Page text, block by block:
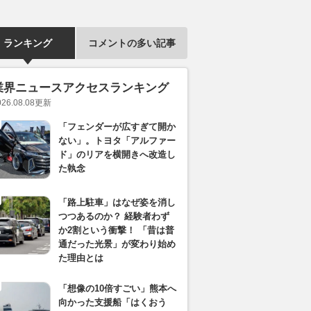
ランキング コメントの多い記事
界ニュースアクセスランキング
更新
「フェンダーが広すぎて開か
ない」。トヨタ「アルファー
ド」のリアを横開きへ改造し
た執念
「路上駐車」はなぜ姿を消し
つつあるのか？ 経験者わず
か2割という衝撃！ 「昔は普
通だった光景」が変わり始め
た理由とは
「想像の10倍すごい」熊本へ
向かった支援船「はくおう